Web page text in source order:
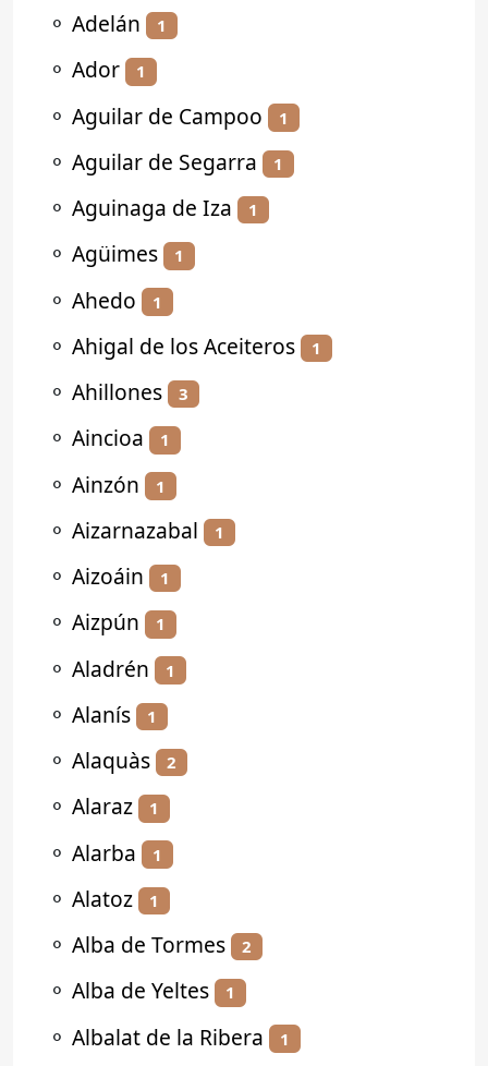
⚬ Adelán 1
⚬ Ador 1
⚬ Aguilar de Campoo 1
⚬ Aguilar de Segarra 1
⚬ Aguinaga de Iza 1
⚬ Agüimes 1
⚬ Ahedo 1
⚬ Ahigal de los Aceiteros 1
⚬ Ahillones 3
⚬ Aincioa 1
⚬ Ainzón 1
⚬ Aizarnazabal 1
⚬ Aizoáin 1
⚬ Aizpún 1
⚬ Aladrén 1
⚬ Alanís 1
⚬ Alaquàs 2
⚬ Alaraz 1
⚬ Alarba 1
⚬ Alatoz 1
⚬ Alba de Tormes 2
⚬ Alba de Yeltes 1
⚬ Albalat de la Ribera 1